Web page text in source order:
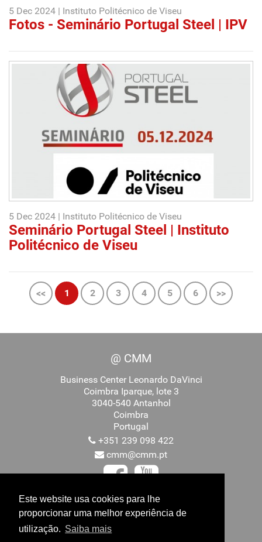
Este website usa cookies para lhe
proporcionar uma melhor experiência de
utilização. Saiba mais
5 Dec 2024 | Instituto Politécnico de Viseu
Fotos - Seminário Portugal Steel | IPV
5 Dec 2024 | Instituto Politécnico de Viseu
Seminário Portugal Steel | Instituto
Politécnico de Viseu
<< 1 2 3 4 5 6 >>
@ CMM
Business Center Leonardo DaVinci
Coimbra Iparque, lote 3
3040-540 Antanhol
Coimbra
Portugal
+351 239 098 422
cmm@cmm.pt
Promovido por